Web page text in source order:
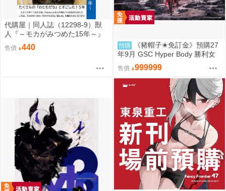
代購屋｜同人誌（12298-9）獸
人『～モカがみつめた15年～』
上下左右 ふちなし印刷
售價 440 預購
《豬帽子✬免訂金》預購27
年9月 GSC Hyper Body 勝利女
神：妮姬 紅蓮：暗影 0913
售價 999999